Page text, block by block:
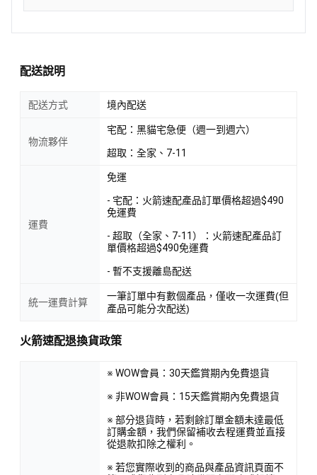
配送說明
配送方式 境內配送
物流夥伴
宅配：黑貓宅急便（週一到週六）
超取：全家、7-11
運費
免運
- 宅配：火箭速配產品訂單價格超過$490
免運費
- 超取（全家、7-11）：火箭速配產品訂
單價格超過$490免運費
- 暫不支援離島配送
統一運費計算
一筆訂單中有數個產品，僅收一次運費(但
產品可能分次配送)
火箭速配退換貨政策
※ WOW會員：30天鑑賞期內免費退貨
※ 非WOW會員：15天鑑賞期內免費退貨
※ 部分退貨時，若剩餘訂單金額未達最低
訂購金額，我們保留補收去程運費並直接
從退款扣除之權利。
※ 若您實際收到的商品與產品資訊頁面不